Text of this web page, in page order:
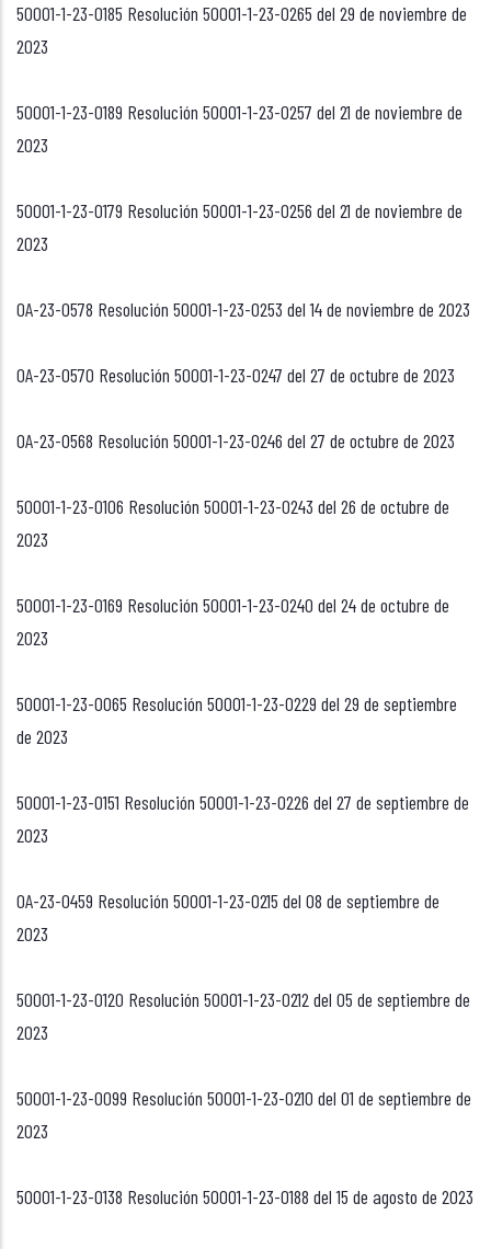
50001-1-23-0185 Resolución 50001-1-23-0265 del 29 de noviembre de
2023
50001-1-23-0189 Resolución 50001-1-23-0257 del 21 de noviembre de
2023
50001-1-23-0179 Resolución 50001-1-23-0256 del 21 de noviembre de
2023
OA-23-0578 Resolución 50001-1-23-0253 del 14 de noviembre de 2023
OA-23-0570 Resolución 50001-1-23-0247 del 27 de octubre de 2023
OA-23-0568 Resolución 50001-1-23-0246 del 27 de octubre de 2023
50001-1-23-0106 Resolución 50001-1-23-0243 del 26 de octubre de
2023
50001-1-23-0169 Resolución 50001-1-23-0240 del 24 de octubre de
2023
50001-1-23-0065 Resolución 50001-1-23-0229 del 29 de septiembre
de 2023
50001-1-23-0151 Resolución 50001-1-23-0226 del 27 de septiembre de
2023
OA-23-0459 Resolución 50001-1-23-0215 del 08 de septiembre de
2023
50001-1-23-0120 Resolución 50001-1-23-0212 del 05 de septiembre de
2023
50001-1-23-0099 Resolución 50001-1-23-0210 del 01 de septiembre de
2023
50001-1-23-0138 Resolución 50001-1-23-0188 del 15 de agosto de 2023